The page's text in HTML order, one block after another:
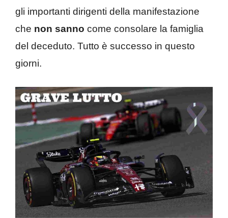
gli importanti dirigenti della manifestazione
che non sanno come consolare la famiglia
del deceduto. Tutto è successo in questo
giorni.